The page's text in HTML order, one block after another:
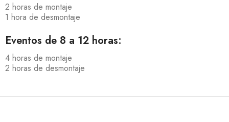
2 horas de montaje
1 hora de desmontaje
Eventos de 8 a 12 horas:
4 horas de montaje
2 horas de desmontaje